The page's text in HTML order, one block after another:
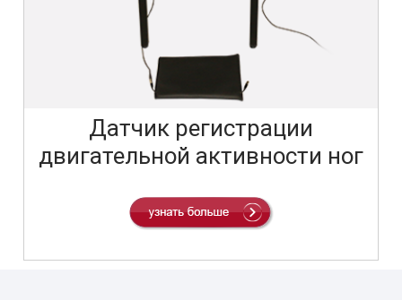
Датчик регистрации
двигательной активности ног